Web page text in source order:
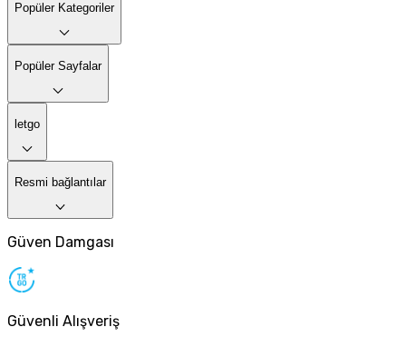
Popüler Kategoriler
Popüler Sayfalar
letgo
Resmi bağlantılar
Güven Damgası
Güvenli Alışveriş